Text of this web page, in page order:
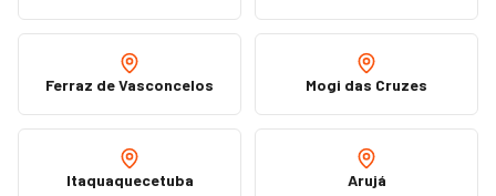
Ferraz de Vasconcelos Mogi das Cruzes
Itaquaquecetuba Arujá